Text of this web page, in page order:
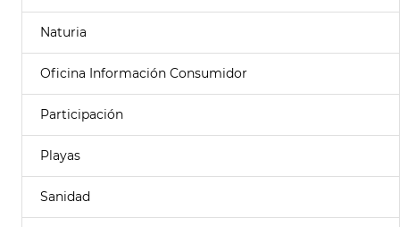
Naturia
Oficina Información Consumidor
Participación
Playas
Sanidad